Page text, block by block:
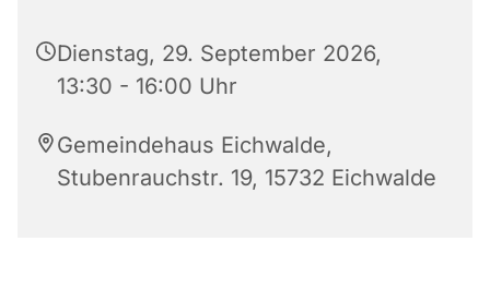
Dienstag, 29. September 2026,
13:30 - 16:00 Uhr
Gemeindehaus Eichwalde,
Stubenrauchstr. 19, 15732 Eichwalde